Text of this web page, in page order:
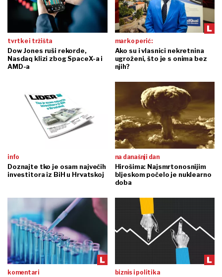
tvrtke i tržišta
Dow Jones ruši rekorde,
Nasdaq klizi zbog SpaceX-a i
AMD-a
marko perić:
Ako su i vlasnici nekretnina
ugroženi, što je s onima bez
njih?
info
Doznajte tko je osam najvećih
investitora iz BiH u Hrvatskoj
na današnji dan
Hirošima: Najsmrtonosnijim
bljeskom počelo je nuklearno
doba
komentari biznis i politika